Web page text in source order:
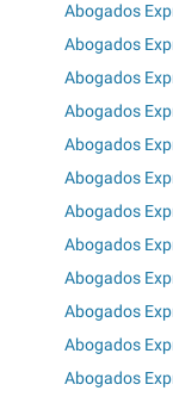
Abogados
Abogados
Abogados
Abogados
Abogados
Abogados
Abogados
Abogados
Abogados
Abogados
Abogados
Abogados